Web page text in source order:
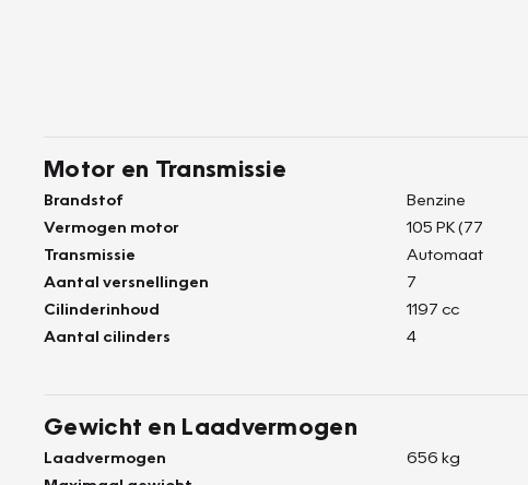
Motor en Transmissie
Brandstof
Benzine
Vermogen motor
105 PK (77
Transmissie
Automaat
Aantal versnellingen
7
Cilinderinhoud
1197 cc
Aantal cilinders
4
Gewicht en Laadvermogen
Laadvermogen
656 kg